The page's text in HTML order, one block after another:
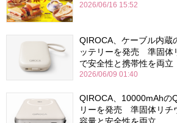
2026/06/16 15:52
QIROCA、ケーブル内蔵
ッテリーを発売 準固体
で安全性と携帯性を両立
2026/06/09 01:40
QIROCA、10000mAhの
リーを発売 準固体リチ